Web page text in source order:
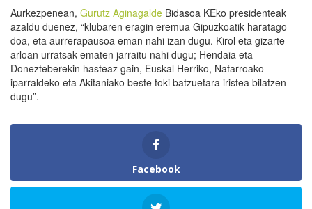
Aurkezpenean, Gurutz Aginagalde Bidasoa KEko presidenteak
azaldu duenez, “klubaren eragin eremua Gipuzkoatik haratago
doa, eta aurrerapausoa eman nahi izan dugu. Kirol eta gizarte
arloan urratsak ematen jarraitu nahi dugu; Hendaia eta
Donezteberekin hasteaz gain, Euskal Herriko, Nafarroako
iparraldeko eta Akitaniako beste toki batzuetara iristea bilatzen
dugu”.
Facebook